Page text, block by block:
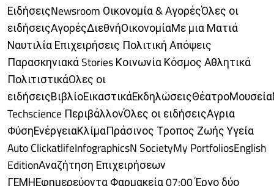
ΕιδήσειςNewsroom Οικονομία & ΑγορέςΌλες οι
ειδήσειςΑγορέςΔιεθνήΟικονομίαΜε μια Ματιά
Ναυτιλία Επιχειρήσεις Πολιτική Απόψεις
Παρασκηνιακά Stories Κοινωνία Κόσμος Αθλητικά
ΠολιτιστικάΟλες οι
Techscience ΠεριβάλλονΌλες οι ειδήσειςΑγρια
ΦύσηΕνέργειαΚλίμαΠράσινος Τροπος Ζωής Υγεία
Auto ClickatlifeInfographicsN SocietyMy PortfoliosEnglish
EditionΑναζήτηση Επιχειρήσεων